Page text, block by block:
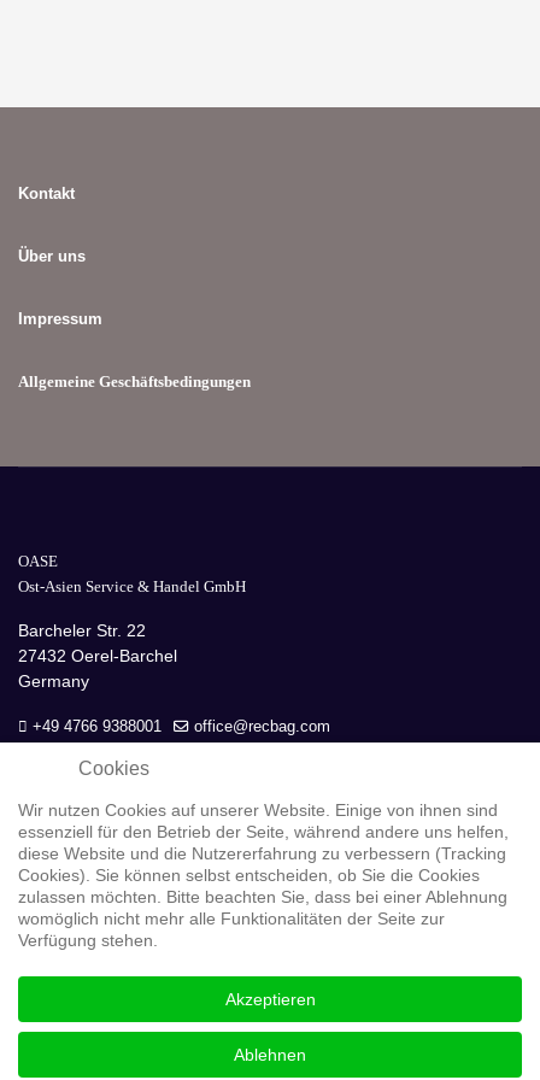
Kontakt
Über uns
Impressum
Allgemeine Geschäftsbedingungen
OASE
Ost-Asien Service & Handel GmbH
Barcheler Str. 22
27432 Oerel-Barchel
Germany
+49 4766 9388001 office@recbag.com
Datenschutz
Copyright © 2026 OASE GmbH
Alle Rechte vorbehalten
Cookies
Wir nutzen Cookies auf unserer Website. Einige von ihnen sind
essenziell für den Betrieb der Seite, während andere uns helfen,
diese Website und die Nutzererfahrung zu verbessern (Tracking
Cookies). Sie können selbst entscheiden, ob Sie die Cookies
zulassen möchten. Bitte beachten Sie, dass bei einer Ablehnung
womöglich nicht mehr alle Funktionalitäten der Seite zur
Verfügung stehen.
Akzeptieren
Ablehnen